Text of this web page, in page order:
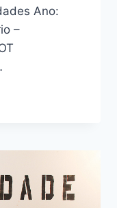
Ano:
–